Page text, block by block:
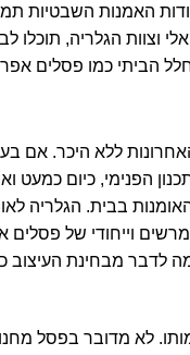
האמנות השבטיות
וצוות הגלריה,
כמו פסלים
ללא היכר. אם
הפנימי, כיום כמעט
בבית. הגלריה
וייחודי של פסלים
מה לדבר מבחינת
לא מדובר בפסל